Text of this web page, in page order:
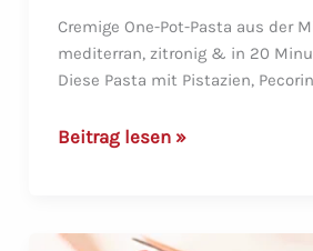
Cremige One-Pot-Pasta aus der
mediterran, zitronig & in 20
Diese Pasta mit Pistazien,
One-
Pistazie
Beitrag lesen »